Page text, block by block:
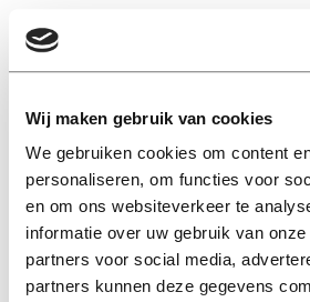
Wij maken gebruik van cookies
We gebruiken cookies om content
personaliseren, om functies voor
en om ons websiteverkeer te
informatie over uw gebruik van
partners voor social media,
partners kunnen deze gegevens
toneelstuk
Collegespion
Fikry El
gastcollege